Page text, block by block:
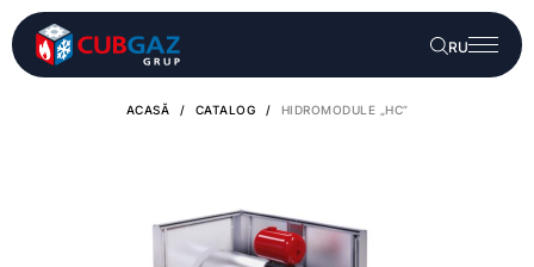
RU
ACASĂ / CATALOG / HIDROMODULE „HC”